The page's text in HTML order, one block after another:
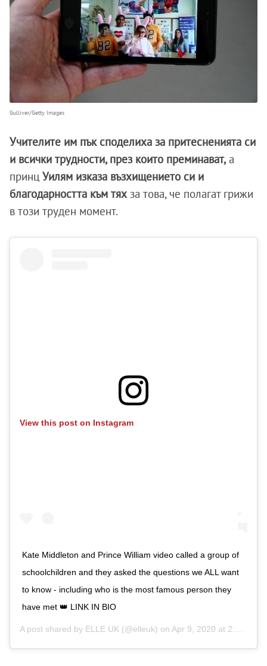
Gulliver/Getty Images
Учителите им пък споделиха за притесненията си
и всички трудности, през които преминават, а
принц Уилям изказа възхищението си и
благодарността към тях за това, че полагат грижи
в този труден момент.
View this post on Instagram
Kate Middleton and Prince William video called a group of
schoolchildren and they asked the questions we ALL want
to know - including who is the most famous person they
have met 👑 LINK IN BIO
A post shared by ELLE UK (@elleuk) on Apr 9, 2020 at 2:59am PDT